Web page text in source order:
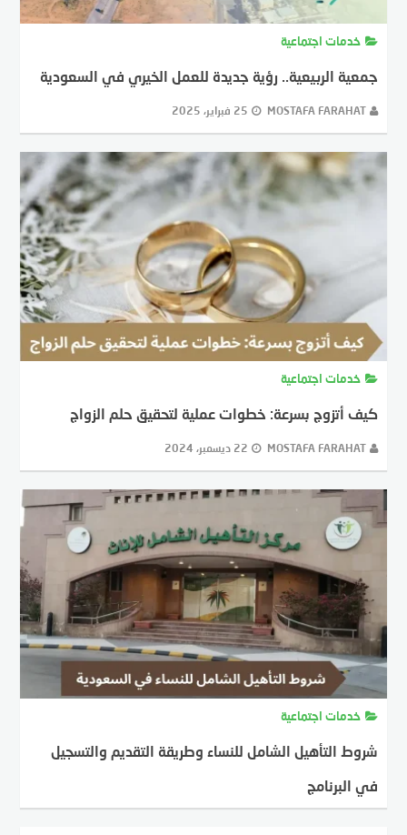
خدمات اجتماعية
جمعية الربيعية.. رؤية جديدة للعمل الخيري في السعودية
MOSTAFA FARAHAT 25 فبراير، 2025
خدمات اجتماعية
كيف أتزوج بسرعة: خطوات عملية لتحقيق حلم الزواج
MOSTAFA FARAHAT 22 ديسمبر، 2024
خدمات اجتماعية
شروط التأهيل الشامل للنساء وطريقة التقديم والتسجيل
في البرنامج